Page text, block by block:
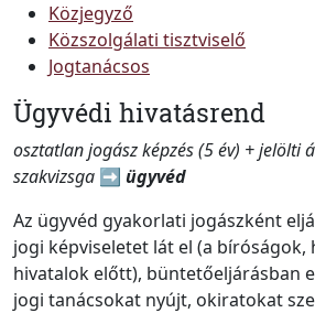
Közjegyző
Közszolgálati tisztviselő
Jogtanácsos
Ügyvédi hivatásrend
osztatlan jogász képzés (5 év) + jelölti
szakvizsga ➡️ ügyvéd
Az ügyvéd gyakorlati jogászként
jogi képviseletet lát el (a bíróságok,
hivatalok előtt), büntetőeljárásban
jogi tanácsokat nyújt, okiratokat